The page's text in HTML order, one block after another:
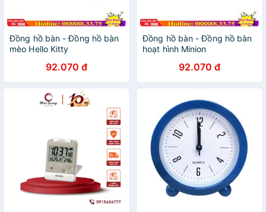
Đồng hồ bàn - Đồng hồ bàn
mèo Hello Kitty
92.070 đ
Đồng hồ bàn - Đồng hồ bàn
hoạt hình Minion
92.070 đ